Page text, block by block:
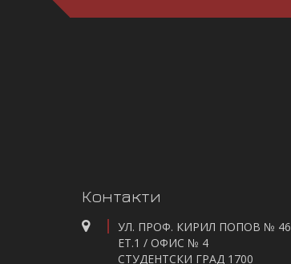
Контакти
УЛ. ПРОФ. КИРИЛ ПОПОВ № 46
ЕТ.1 / ОФИС № 4
СТУДЕНТСКИ ГРАД 1700